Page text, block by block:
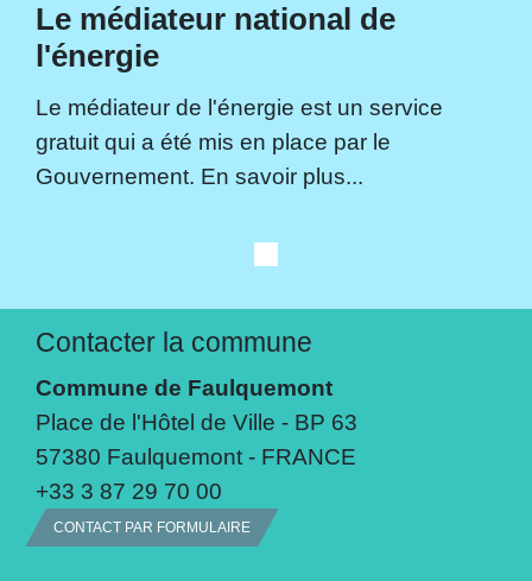
Le médiateur national de
l'énergie
Le médiateur de l'énergie est un service
gratuit qui a été mis en place par le
Gouvernement. En savoir plus...
Contacter la commune
Commune de Faulquemont
Place de l'Hôtel de Ville - BP 63
57380 Faulquemont - FRANCE
+33 3 87 29 70 00
CONTACT PAR FORMULAIRE